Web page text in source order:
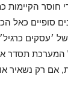
חוסר הקיימות
סופיים כאל
׳עסקים
המערכת תסדר
אם רק נשאיר